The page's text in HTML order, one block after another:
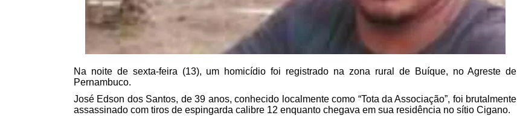
Na noite de sexta-feira (13), um homicídio foi registrado na zona rural de Buíque, no Agreste de
Pernambuco.
José Edson dos Santos, de 39 anos, conhecido localmente como “Tota da Associação”, foi brutalmente
assassinado com tiros de espingarda calibre 12 enquanto chegava em sua residência no sítio Cigano.